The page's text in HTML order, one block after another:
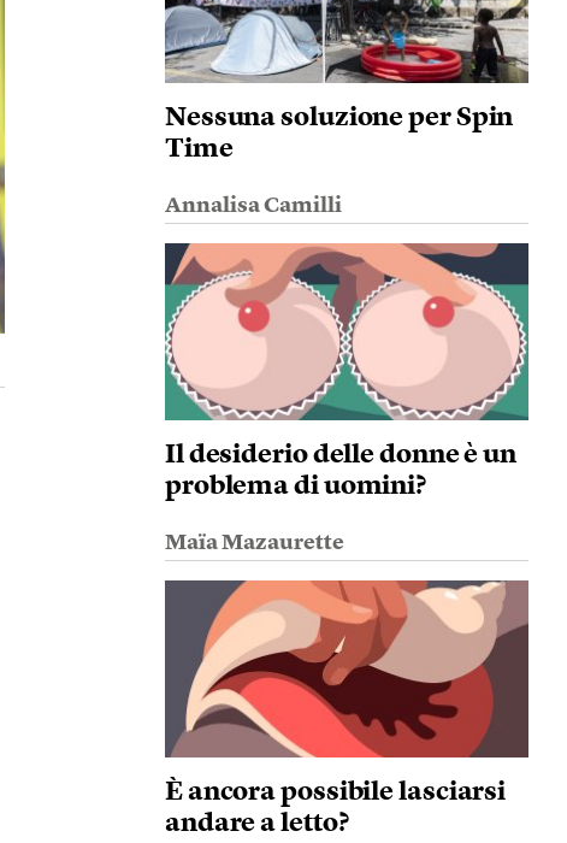
Nessuna soluzione per Spin
Time
Annalisa Camilli
Il desiderio delle donne è un
problema di uomini?
Maïa Mazaurette
È ancora possibile lasciarsi
andare a letto?